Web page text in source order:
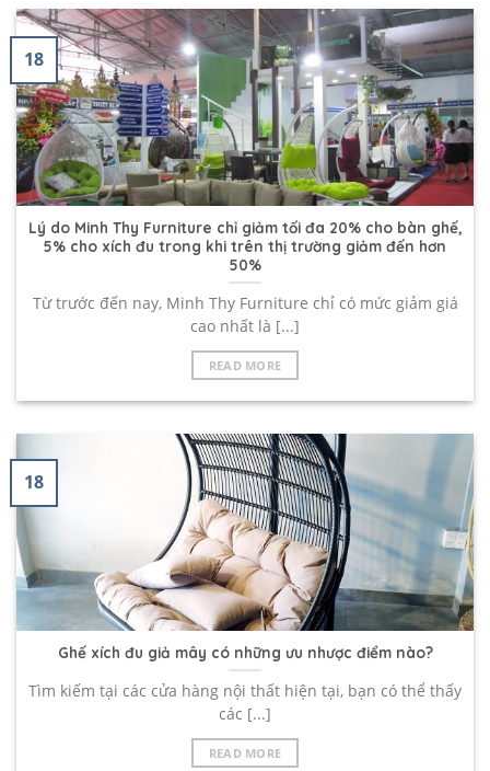
Lý do Minh Thy Furniture chỉ giảm tối đa 20% cho bàn ghế,
5% cho xích đu trong khi trên thị trường giảm đến hơn
50%
Từ trước đến nay, Minh Thy Furniture chỉ có mức giảm giá
cao nhất là [...]
READ MORE
18
Ghế xích đu giả mây có những ưu nhược điểm nào?
Tìm kiếm tại các cửa hàng nội thất hiện tại, bạn có thể thấy
các [...]
READ MORE
18